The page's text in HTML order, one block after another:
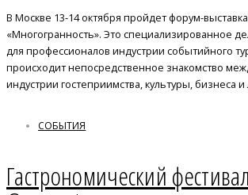
В Москве 13-14 октября пройдет форум-
«Многогранность». Это специализированное
для профессионалов индустрии событийного
происходит непосредственное знакомство
индустрии гостеприимства, культуры, бизнеса
СОБЫТИЯ
Гастрономический